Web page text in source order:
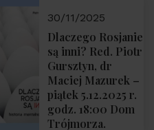
Muzeum
Żołnierzy
Wyklętych i
Więźniów
Politycznych PRL
o godz. 16:00 – 19
grudnia 2025 r.
30/11/2025
Dlaczego Rosjanie
są inni? Red. Piotr
Gursztyn, dr
Maciej Mazurek –
piątek 5.12.2025 r.
godz. 18:00 Dom
Trójmorza.